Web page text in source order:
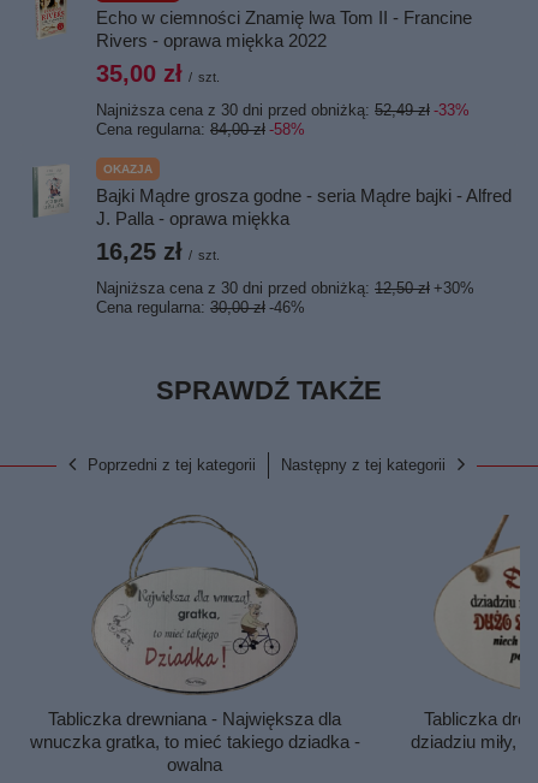
Echo w ciemności Znamię lwa Tom II - Francine
Rivers - oprawa miękka 2022
35,00 zł / szt.
Najniższa cena z 30 dni przed obniżką: 52,49 zł -33%
Cena regularna: 84,00 zł -58%
OKAZJA
Bajki Mądre grosza godne - seria Mądre bajki - Alfred
J. Palla - oprawa miękka
16,25 zł / szt.
Najniższa cena z 30 dni przed obniżką: 12,50 zł +30%
Cena regularna: 30,00 zł -46%
SPRAWDŹ TAKŻE
Poprzedni z tej kategorii Następny z tej kategorii
Tabliczka drewniana - Największa dla
wnuczka gratka, to mieć takiego dziadka -
owalna
Tabliczka
dziadziu miły,